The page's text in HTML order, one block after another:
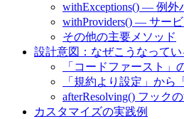
withExceptions() — 例外
withProviders() — サー
その他の主要メソッド
設計意図：なぜこうなって
「コードファースト」
「規約より設定」から
afterResolving() フック
カスタマイズの実践例